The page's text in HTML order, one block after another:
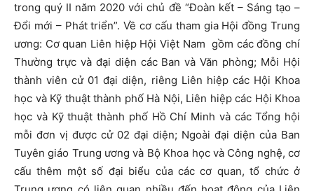
trong quý II năm 2020 với chủ đề “Đoàn kết – Sáng tạo –
Đổi mới – Phát triển”. Về cơ cấu tham gia Hội đồng Trung
ương: Cơ quan Liên hiệp Hội Việt Nam gồm các đồng chí
Thường trực và đại diện các Ban và Văn phòng; Mỗi Hội
thành viên cử 01 đại diện, riêng Liên hiệp các Hội Khoa
học và Kỹ thuật thành phố Hà Nội, Liên hiệp các Hội Khoa
học và Kỹ thuật thành phố Hồ Chí Minh và các Tổng hội
mỗi đơn vị được cử 02 đại diện; Ngoài đại diện của Ban
Tuyên giáo Trung ương và Bộ Khoa học và Công nghệ, cơ
cấu thêm một số đại biểu của các cơ quan, tổ chức ở